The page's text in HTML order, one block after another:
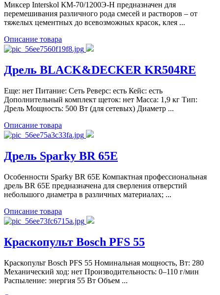
Миксер Interskol КМ-70/1200Э-Н предназначен для
перемешивания различного рода смесей и растворов – от
тяжелых цементных до всевозможных красок, клея ...
Описание товара
Дрель BLACK&DECKER KR504RE
Еще: нет Питание: Сеть Реверс: есть Кейс: есть
Дополнительный комплект щеток: нет Масса: 1,9 кг Тип:
Дрель Мощность: 500 Вт (для сетевых) Диаметр ...
Описание товара
Дрель Sparky BR 65E
Особенности Sparky BR 65E Компактная профессиональная
дрель BR 65E предназначена для сверления отверстий
небольшого диаметра в различных материалах; ...
Описание товара
Краскопульт Bosch PFS 55
Краскопульт Bosch PFS 55 Номинальная мощность, Вт: 280
Механический ход: нет Производительность: 0–110 г/мин
Распыление: энергия 55 Вт Объем ...